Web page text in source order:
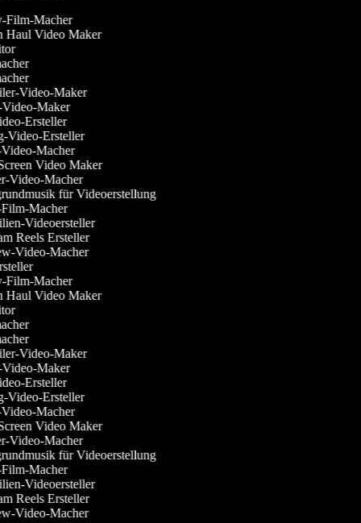
Film-Macher
Haul Video Maker
Video-Maker
Video-Maker
Ersteller
Video-Ersteller
Video-Macher
Video Maker
Video-Macher
für Videoerstellung
Film-Macher
Videoersteller
Reels Ersteller
Video-Macher
Film-Macher
Haul Video Maker
Video-Maker
Video-Maker
Ersteller
Video-Ersteller
Video-Macher
Video Maker
Video-Macher
für Videoerstellung
Film-Macher
Videoersteller
Reels Ersteller
Video-Macher